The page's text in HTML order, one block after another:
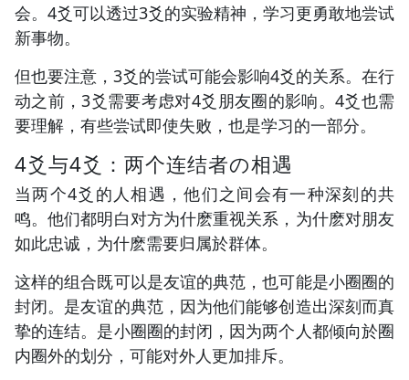
会。4爻可以透过3爻的实验精神，学习更勇敢地尝试
新事物。
但也要注意，3爻的尝试可能会影响4爻的关系。在行
动之前，3爻需要考虑对4爻朋友圈的影响。4爻也需
要理解，有些尝试即使失败，也是学习的一部分。
4爻与4爻：两个连结者の相遇
当两个4爻的人相遇，他们之间会有一种深刻的共
鸣。他们都明白对方为什麽重视关系，为什麽对朋友
如此忠诚，为什麽需要归属於群体。
这样的组合既可以是友谊的典范，也可能是小圈圈的
封闭。是友谊的典范，因为他们能够创造出深刻而真
挚的连结。是小圈圈的封闭，因为两个人都倾向於圈
内圈外的划分，可能对外人更加排斥。